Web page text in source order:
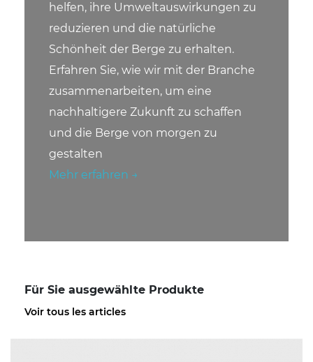
helfen, ihre Umweltauswirkungen zu
reduzieren und die natürliche
Schönheit der Berge zu erhalten.
Erfahren Sie, wie wir mit der Branche
zusammenarbeiten, um eine
nachhaltigere Zukunft zu schaffen
und die Berge von morgen zu
gestalten
Mehr erfahren →
Für Sie ausgewählte Produkte
Voir tous les articles